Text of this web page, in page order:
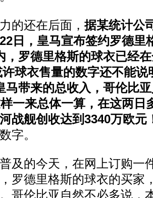
还在后面， 据某统计公
日，皇马宣布签约罗德里
，罗德里格斯的球衣已经
球衣售量的数字还不能说
马带来的总收入，哥伦比
一来总体一算，在这两日
战舰创收达到3340万欧元
字。
的今天，在网上订购一
罗德里格斯的球衣的买家
哥伦比亚自然不必多说，